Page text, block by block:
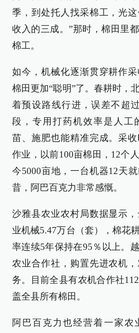
季，到处托人找采棉工，光
收入的三成。”那时，棉田里
棉工。
如今，机械化逐渐贯穿耕作采
棉田更加“聪明”了。春耕时，
着预设路线行进，误差不超
段，专用打药机效率是人工
苗、施肥也能精准完成。采
作业，以前100亩棉田，12个
今5000亩地，一台机器12天
昔，阿巴百克力非常感慨。
沙雅县农业农村局数据显示
业机械5.47万台（套），棉花
率连续5年保持在95％以上。
农业合作社，购置先进农机
务。目前全县有农机合作社
盖全县所有棉田。
阿巴百克力也经营着一家农